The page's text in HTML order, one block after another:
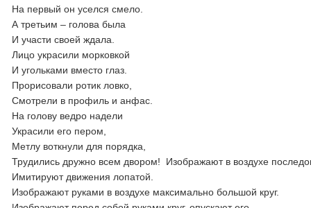
На первый он уселся смело.
А третьим – голова была
И участи своей ждала.
Лицо украсили морковкой
И угольками вместо глаз.
Прорисовали ротик ловко,
Смотрели в профиль и анфас.
На голову ведро надели
Украсили его пером,
Метлу воткнули для порядка,
Трудились дружно всем двором! Изображают в воздухе
Имитируют движения лопатой.
Изображают руками в воздухе максимально большой круг.